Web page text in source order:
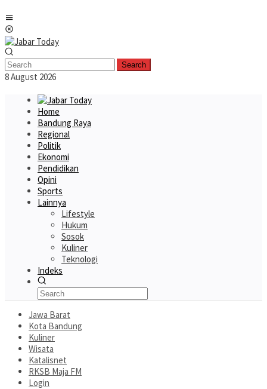
to
content
Search
8 August 2026
Home
Bandung Raya
Regional
Politik
Ekonomi
Pendidikan
Opini
Sports
Lainnya
Lifestyle
Hukum
Sosok
Kuliner
Teknologi
Indeks
Jawa Barat
Kota Bandung
Kuliner
Wisata
Katalisnet
RKSB Maja FM
Login